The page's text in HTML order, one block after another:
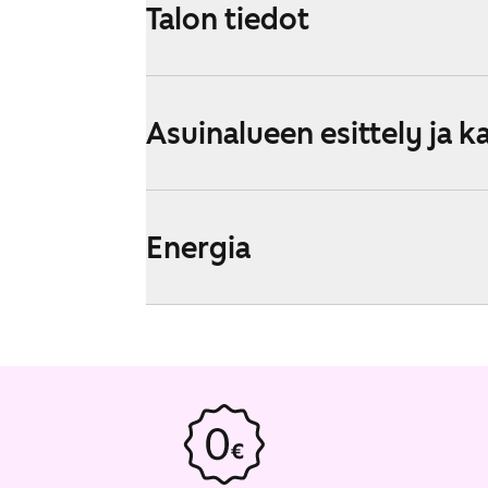
Talon tiedot
Asuinalueen esittely ja
Energia